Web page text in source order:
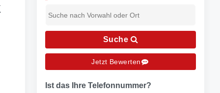
Suche
Jetzt Bewerten
Ist das Ihre Telefonnummer?